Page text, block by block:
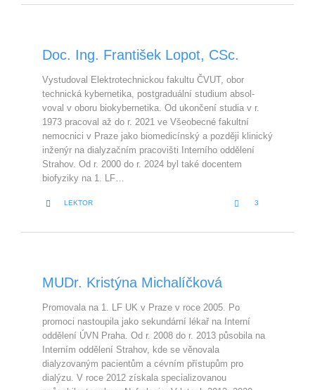
Doc. Ing. František Lopot, CSc.
Vystudoval Elektrotechnickou fakultu ČVUT, obor
technická kybernetika, postgraduální studium absol-
voval v oboru biokybernetika. Od ukončení studia v r.
1973 pracoval až do r. 2021 ve Všeobecné fakultní
nemocnici v Praze jako biomedicínský a později klinický
inženýr na dialyzačním pracovišti Interního oddělení
Strahov. Od r. 2000 do r. 2024 byl také docentem
biofyziky na 1. LF…
 CATEGORY
LEKTOR 
LOVE
IT
3
MUDr. Kristýna Michalíčková
Promovala na 1. LF UK v Praze v roce 2005. Po
promoci nastoupila jako sekundární lékař na Interní
oddělení ÚVN Praha. Od r. 2008 do r. 2013 působila na
Interním oddělení Strahov, kde se věnovala
dialyzovaným pacientům a cévním přístupům pro
dialýzu. V roce 2012 získala specializovanou